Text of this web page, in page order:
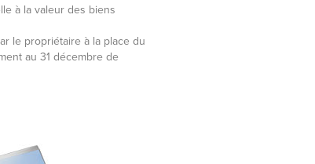
à la valeur des biens
le propriétaire à la place du
au 31 décembre de